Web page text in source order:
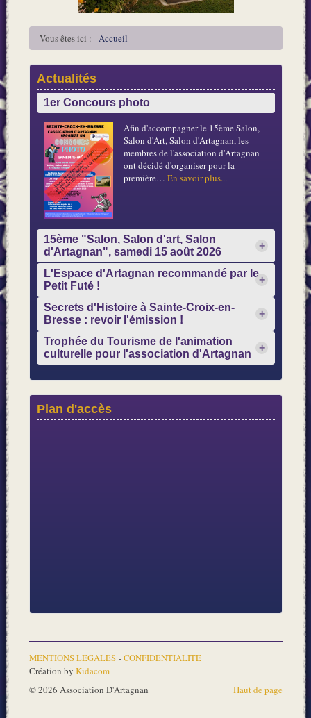
Vous êtes ici : Accueil
Actualités
1er Concours photo
Afin d'accompagner le 15ème Salon,
Salon d'Art, Salon d'Artagnan, les
membres de l'association d'Artagnan
ont décidé d'organiser pour la
première… En savoir plus...
15ème "Salon, Salon d'art, Salon
d'Artagnan", samedi 15 août 2026
+
En savoir plus...
L'Espace d'Artagnan recommandé par le
Petit Futé !
+
En savoir plus...
Secrets d'Histoire à Sainte-Croix-en-
Bresse : revoir l'émission !
+
En savoir plus...
Trophée du Tourisme de l'animation
culturelle pour l'association d'Artagnan
+
Plan d'accès
MENTIONS LEGALES -CONFIDENTIALITE
Création by Kidacom
Haut de page
© 2026 Association D'Artagnan